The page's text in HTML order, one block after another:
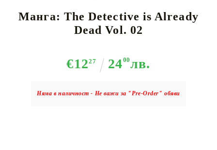
Манга: The Detective is Already
Dead Vol. 02
€1227 2400лв.
Няма в наличност - Не важи за "Pre-Order" обяви